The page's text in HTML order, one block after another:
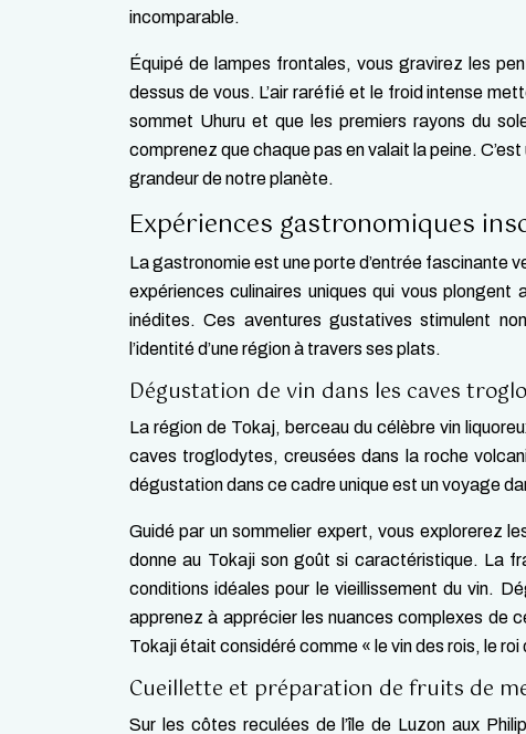
incomparable.
Équipé de lampes frontales, vous gravirez les
dessus de vous. L’air raréfié et le froid intense
sommet Uhuru et que les premiers rayons du
comprenez que chaque pas en valait la peine.
grandeur de notre planète.
Expériences gastronomiques
La gastronomie est une porte d’entrée fascinante
expériences culinaires uniques qui vous
inédites. Ces aventures gustatives stimulent
l’identité d’une région à travers ses plats.
Dégustation de vin dans les caves
La région de Tokaj, berceau du célèbre vin
caves troglodytes, creusées dans la roche
dégustation dans ce cadre unique est un voyage
Guidé par un sommelier expert, vous explorerez
donne au Tokaji son goût si caractéristique. La
conditions idéales pour le vieillissement du vin.
apprenez à apprécier les nuances complexes de
Tokaji était considéré comme « le vin des rois, le roi
Cueillette et préparation de fruits de
Sur les côtes reculées de l’île de Luzon aux